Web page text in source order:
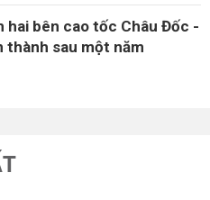
hai bên cao tốc Châu Đốc -
thành sau một năm